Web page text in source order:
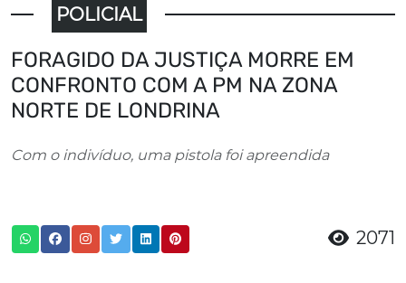
POLICIAL
FORAGIDO DA JUSTIÇA MORRE EM
CONFRONTO COM A PM NA ZONA
NORTE DE LONDRINA
Com o indivíduo, uma pistola foi apreendida
2071